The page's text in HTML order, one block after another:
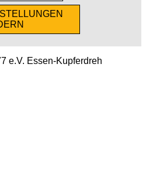
e.V. Essen-Kupferdreh